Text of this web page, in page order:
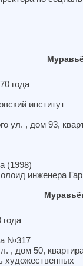
года
институт
ул. , дом 93,
(1998)
инженера
года
№317
, дом 50,
художественных